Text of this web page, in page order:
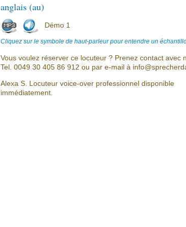
anglais (au)
Démo 1
Cliquez sur le symbole de haut-parleur pour entendre un
Vous voulez réserver ce locuteur ? Prenez contact avec
Tel. 0049 30 405 86 912 ou par e-mail à
Alexa S. Locuteur voice-over professionnel disponible
immédiatement.